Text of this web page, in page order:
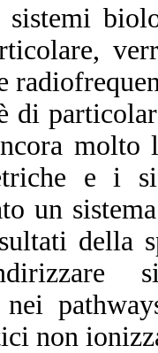
di
e i
un
della
non